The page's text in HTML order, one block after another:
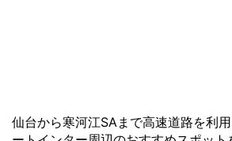
仙台から寒河江SAまで高速道路を利